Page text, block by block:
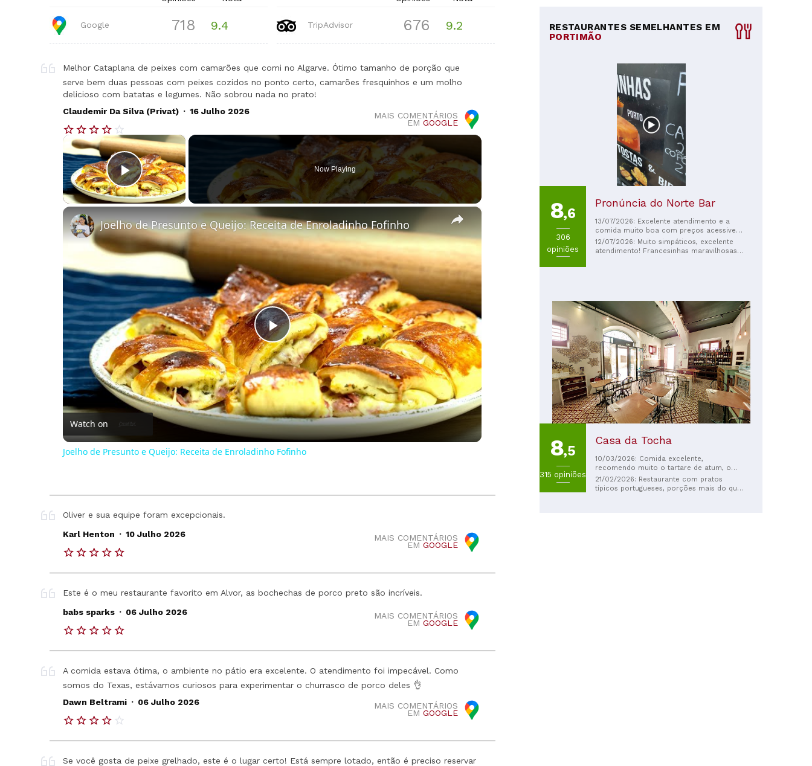
Google 718 9.4 TripAdvisor 676 9.2
Melhor Cataplana de peixes com camarões que comi no Algarve. Ótimo tamanho de porção que
serve bem duas pessoas com peixes cozidos no ponto certo, camarões fresquinhos e um molho
delicioso com batatas e legumes. Não sobrou nada no prato!
MAIS COMENTÁRIOS
EMGOOGLE
Claudemir Da Silva (Privat) . 16 Julho 2026
×
Play Video
Now Playing
×
Play
Video
Joelho de Presunto e Queijo: Receita de Enroladinho Fofinho
Watch on
Joelho de Presunto e Queijo: Receita de Enroladinho Fofinho
Oliver e sua equipe foram excepcionais.
MAIS COMENTÁRIOS
EMGOOGLE
Karl Henton . 10 Julho 2026
Este é o meu restaurante favorito em Alvor, as bochechas de porco preto são incríveis.
MAIS COMENTÁRIOS
EMGOOGLE
babs sparks . 06 Julho 2026
A comida estava ótima, o ambiente no pátio era excelente. O atendimento foi impecável. Como
somos do Texas, estávamos curiosos para experimentar o churrasco de porco deles 👌
MAIS COMENTÁRIOS
EMGOOGLE
Dawn Beltrami . 06 Julho 2026
Se você gosta de peixe grelhado, este é o lugar certo! Está sempre lotado, então é preciso reservar
RESTAURANTES SEMELHANTES EM
PORTIMÃO
8,6
306
opiniões
Pronúncia do Norte Bar
13/07/2026: Excelente atendimento e a
comida muito boa com preços acessiveis
Recomendo
12/07/2026: Muito simpáticos, excelente
atendimento! Francesinhas maravilhosas,
8,5
315 opiniões
Casa da Tocha
10/03/2026: Comida excelente,
recomendo muito o tartare de atum, o
bife e o polvo. O serviço foi muito
atencioso e simpático, no geral, altamente
21/02/2026: Restaurante com pratos
típicos portugueses, porções mais do que